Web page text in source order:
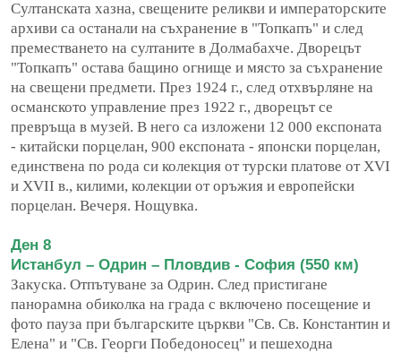
Султанската хазна, свещените реликви и императорските
архиви са останали на съхранение в "Топкапъ" и след
преместването на султаните в Долмабахче. Дворецът
"Топкапъ" остава бащино огнище и място за съхранение
на свещени предмети. През 1924 г., след отхвърляне на
османското управление през 1922 г., дворецът се
превръща в музей. В него са изложени 12 000 експоната
- китайски порцелан, 900 експоната - японски порцелан,
единствена по рода си колекция от турски платове от XVI
и XVII в., килими, колекции от оръжия и европейски
порцелан. Вечеря. Нощувка.
Ден 8
Истанбул – Одрин – Пловдив - София (550 км)
Закуска. Отпътуване за Одрин. След пристигане
панорамна обиколка на града с включено посещение и
фото пауза при българските църкви "Св. Св. Константин и
Елена" и "Св. Георги Победоносец" и пешеходна